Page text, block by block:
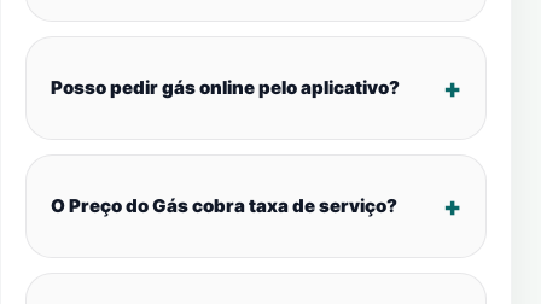
Posso pedir gás online pelo aplicativo?
O Preço do Gás cobra taxa de serviço?